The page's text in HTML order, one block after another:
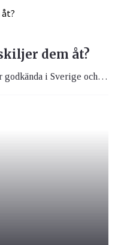
dem åt?
Just nu finns det fyra coronavacciner godkända i Sverige och EU; Moderna, Pfizer/Biontech, AstraZeneca och Janssen, men fler är på gång. Här får du svar på hur ett vaccin fungerar, vad det innehåller, vad som skiljer dem åt och vad man ska tänka på inför vaccinationen.